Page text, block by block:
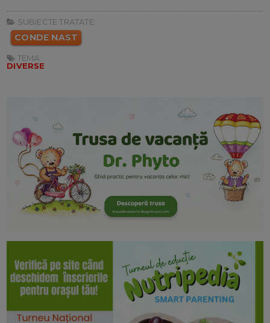
SUBIECTE TRATATE:
CONDE NAST
TEMA:
DIVERSE